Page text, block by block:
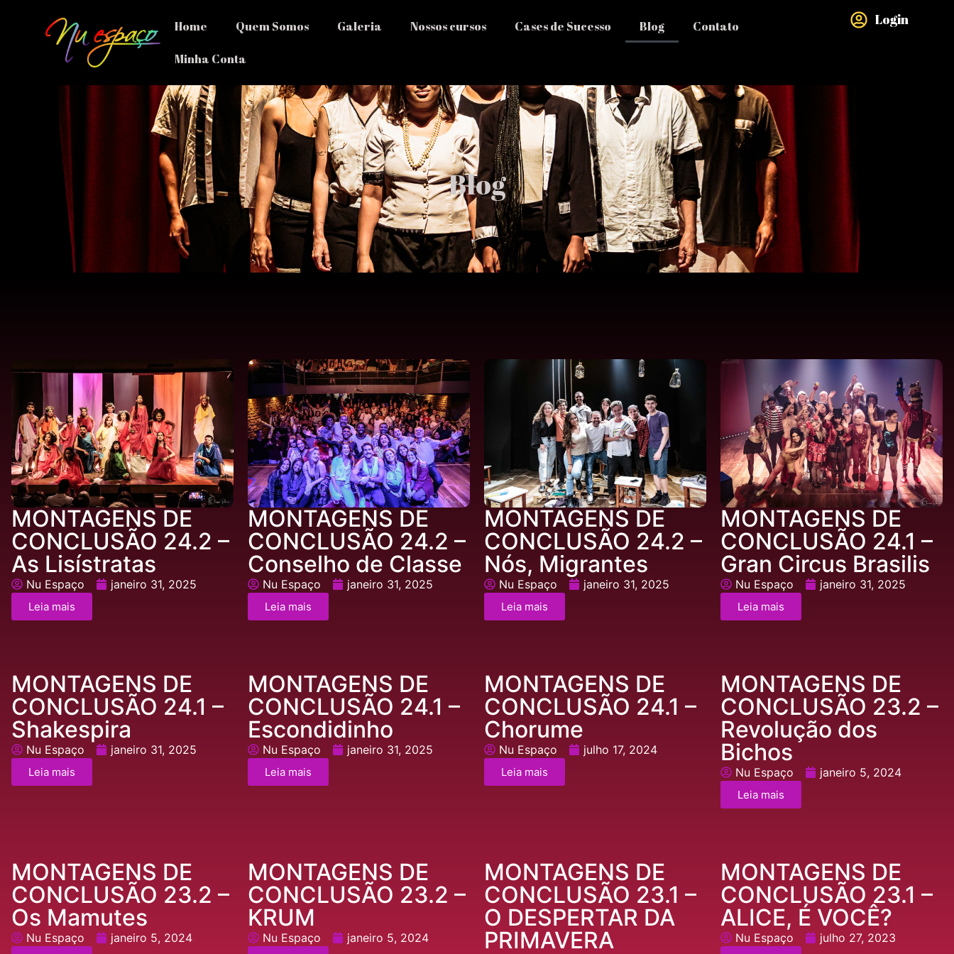
Home Quem Somos Galeria Nossos cursos Cases de Sucesso Blog Contato
Minha Conta
Login
Blog
MONTAGENS DE
CONCLUSÃO 24.2 –
As Lisístratas
Nu Espaço janeiro 31, 2025
Leia mais
MONTAGENS DE
CONCLUSÃO 24.2 –
Conselho de Classe
Nu Espaço janeiro 31, 2025
Leia mais
MONTAGENS DE
CONCLUSÃO 24.2 –
Nós, Migrantes
Nu Espaço janeiro 31, 2025
Leia mais
MONTAGENS DE
CONCLUSÃO 24.1 –
Gran Circus Brasilis
Nu Espaço janeiro 31, 2025
Leia mais
MONTAGENS DE
CONCLUSÃO 24.1 –
Shakespira
Nu Espaço janeiro 31, 2025
Leia mais
MONTAGENS DE
CONCLUSÃO 24.1 –
Escondidinho
Nu Espaço janeiro 31, 2025
Leia mais
MONTAGENS DE
CONCLUSÃO 24.1 –
Chorume
Nu Espaço julho 17, 2024
Leia mais
MONTAGENS DE
CONCLUSÃO 23.2 –
Revolução dos
Bichos
Nu Espaço janeiro 5, 2024
Leia mais
MONTAGENS DE
CONCLUSÃO 23.2 –
Os Mamutes
Nu Espaço janeiro 5, 2024
MONTAGENS DE
CONCLUSÃO 23.2 –
KRUM
Nu Espaço janeiro 5, 2024
MONTAGENS DE
CONCLUSÃO 23.1 –
O DESPERTAR DA
PRIMAVERA
MONTAGENS DE
CONCLUSÃO 23.1 –
ALICE, É VOCÊ?
Nu Espaço julho 27, 2023